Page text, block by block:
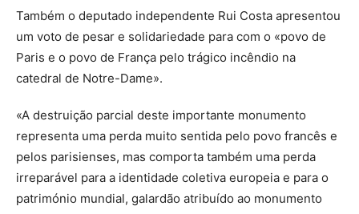
Também o deputado independente Rui Costa apresentou
um voto de pesar e solidariedade para com o «povo de
Paris e o povo de França pelo trágico incêndio na
catedral de Notre-Dame».
«A destruição parcial deste importante monumento
representa uma perda muito sentida pelo povo francês e
pelos parisienses, mas comporta também uma perda
irreparável para a identidade coletiva europeia e para o
património mundial, galardão atribuído ao monumento